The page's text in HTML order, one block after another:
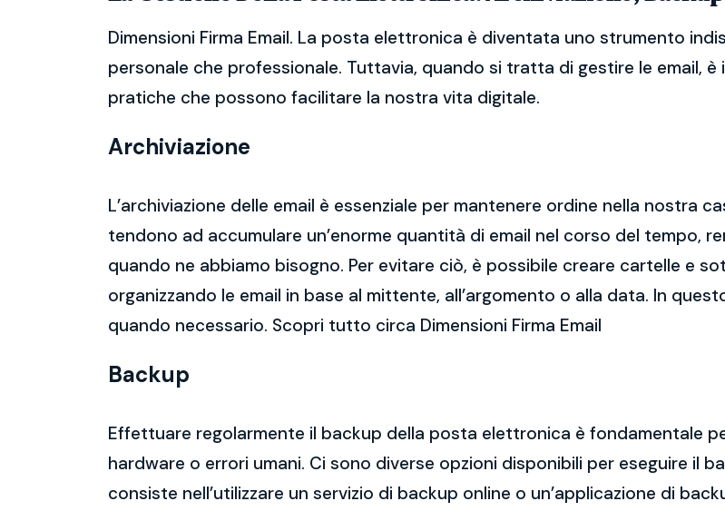
Dimensioni Firma Email. La posta elettronica è diventata uno strumento
personale che professionale. Tuttavia, quando si tratta di gestire le email,
pratiche che possono facilitare la nostra vita digitale.
Archiviazione
L’archiviazione delle email è essenziale per mantenere ordine nella nostra
tendono ad accumulare un’enorme quantità di email nel corso del tempo,
quando ne abbiamo bisogno. Per evitare ciò, è possibile creare cartelle e
organizzando le email in base al mittente, all’argomento o alla data. In
quando necessario. Scopri tutto circa Dimensioni Firma Email
Backup
Effettuare regolarmente il backup della posta elettronica è fondamentale
hardware o errori umani. Ci sono diverse opzioni disponibili per eseguire il
consiste nell’utilizzare un servizio di backup online o un’applicazione di